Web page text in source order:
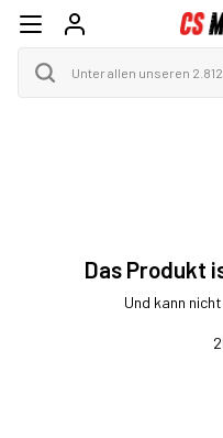
Das Produkt
Und kann